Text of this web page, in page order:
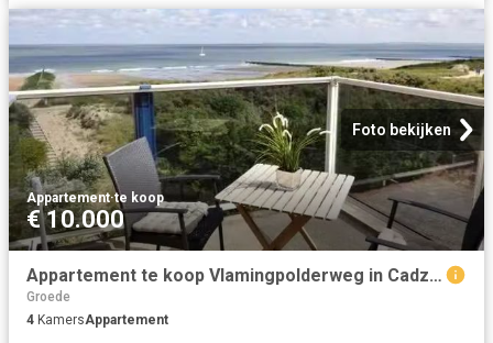
Foto bekijken
Appartement·te koop
€ 10.000
Appartement te koop Vlamingpolderweg in Cadzand voor € 799.000
Groede
4 KamersAppartement